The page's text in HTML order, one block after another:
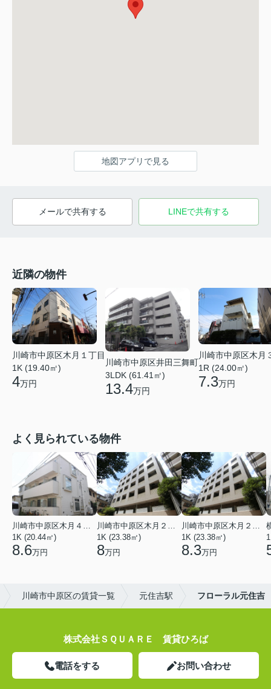
地図アプリで見る
メールで共有する LINEで共有する
近隣の物件
川崎市中原区木月１丁目
1K (19.40㎡)
4万円
川崎市中原区井田三舞町
3LDK (61.41㎡)
13.4万円
川崎市中原区木月
1R (24.00㎡)
7.3万円
よく見られている物件
川崎市中原区木月４丁目
1K (20.44㎡)
8.6万円
川崎市中原区木月２丁目
1K (23.38㎡)
8万円
川崎市中原区木月２丁目
1K (23.38㎡)
8.3万円
川崎市中原区の賃貸一覧 元住吉駅 フローラル元住吉
株式会社ＳＱＵＡＲＥ 賃貸ひろば
電話をする お問い合わせ